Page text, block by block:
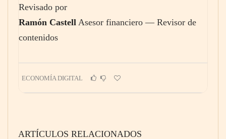
Revisado por
Ramón Castell Asesor financiero — Revisor de
contenidos
ECONOMÍA DIGITAL
ARTÍCULOS RELACIONADOS